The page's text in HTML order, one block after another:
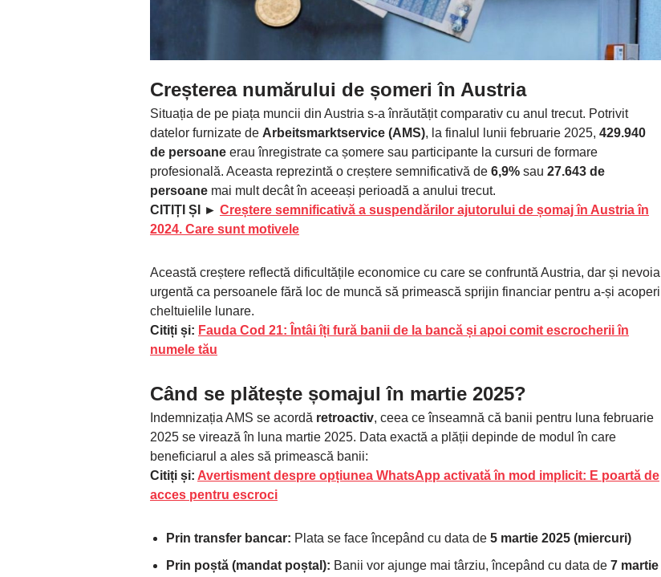
Creșterea numărului de șomeri în Austria
Situația de pe piața muncii din Austria s-a înrăutățit comparativ cu anul trecut. Potrivit
datelor furnizate de Arbeitsmarktservice (AMS), la finalul lunii februarie 2025, 429.940
de persoane erau înregistrate ca șomere sau participante la cursuri de formare
profesională. Aceasta reprezintă o creștere semnificativă de 6,9% sau 27.643 de
persoane mai mult decât în aceeași perioadă a anului trecut.
CITIȚI ȘI ► Creștere semnificativă a suspendărilor ajutorului de șomaj în Austria în
2024. Care sunt motivele
Această creștere reflectă dificultățile economice cu care se confruntă Austria, dar și nevoia
urgentă ca persoanele fără loc de muncă să primească sprijin financiar pentru a-și acoperi
cheltuielile lunare.
Citiți și: Fauda Cod 21: Întâi îți fură banii de la bancă și apoi comit escrocherii în
numele tău
Când se plătește șomajul în martie 2025?
Indemnizația AMS se acordă retroactiv, ceea ce înseamnă că banii pentru luna februarie
2025 se virează în luna martie 2025. Data exactă a plății depinde de modul în care
beneficiarul a ales să primească banii:
Citiți și: Avertisment despre opțiunea WhatsApp activată în mod implicit: E poartă de
acces pentru escroci
Prin transfer bancar: Plata se face începând cu data de 5 martie 2025 (miercuri)
Prin poștă (mandat poștal): Banii vor ajunge mai târziu, începând cu data de 7 martie